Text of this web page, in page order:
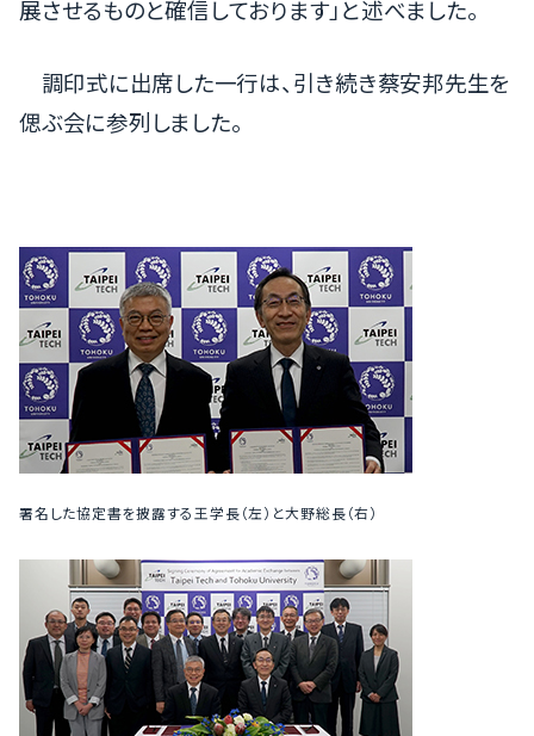
展させるものと確信しております」と述べました。
調印式に出席した一行は、引き続き蔡安邦先生を
偲ぶ会に参列しました。
署名した協定書を披露する王学長（左）と大野総長（右）